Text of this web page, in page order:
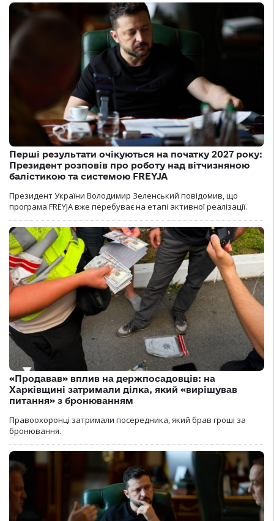
Перші результати очікуються на початку 2027 року:
Президент розповів про роботу над вітчизняною
балістикою та системою FREYJA
Президент України Володимир Зеленський повідомив, що
програма FREYJA вже перебуває на етапі активної реалізації.
«Продавав» вплив на держпосадовців: на
Харківщині затримали ділка, який «вирішував
питання» з бронюванням
Правоохоронці затримали посередника, який брав гроші за
бронювання.